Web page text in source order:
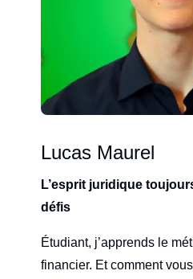
Lucas Maurel
L’esprit juridique
défis
Étudiant, j’apprends le
financier. Et comment